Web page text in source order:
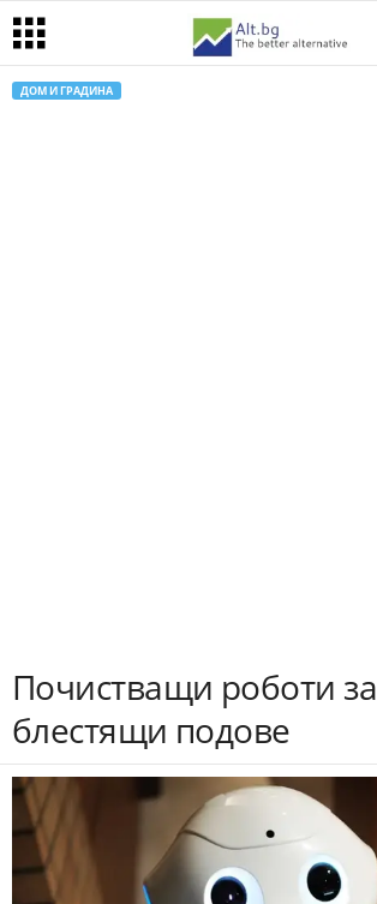
ДОМ И ГРАДИНА
Почистващи роботи за
блестящи подове